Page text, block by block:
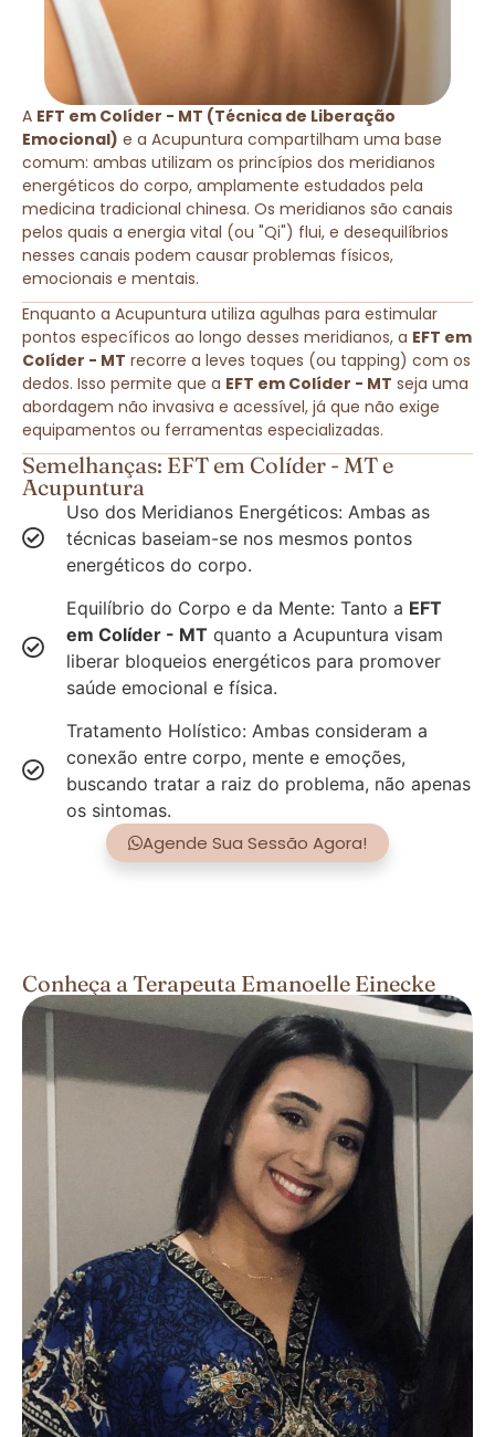
A EFT em Colíder - MT (Técnica de Liberação
Emocional) e a Acupuntura compartilham uma base
comum: ambas utilizam os princípios dos meridianos
energéticos do corpo, amplamente estudados pela
medicina tradicional chinesa. Os meridianos são canais
pelos quais a energia vital (ou "Qi") flui, e desequilíbrios
nesses canais podem causar problemas físicos,
emocionais e mentais.
Enquanto a Acupuntura utiliza agulhas para estimular
pontos específicos ao longo desses meridianos, a EFT em
Colíder - MT recorre a leves toques (ou tapping) com os
dedos. Isso permite que a EFT em Colíder - MT seja uma
abordagem não invasiva e acessível, já que não exige
equipamentos ou ferramentas especializadas.
Semelhanças: EFT em Colíder - MT e
Acupuntura
Uso dos Meridianos Energéticos: Ambas as
técnicas baseiam-se nos mesmos pontos
energéticos do corpo.
Equilíbrio do Corpo e da Mente: Tanto a EFT
em Colíder - MT quanto a Acupuntura visam
liberar bloqueios energéticos para promover
saúde emocional e física.
Tratamento Holístico: Ambas consideram a
conexão entre corpo, mente e emoções,
buscando tratar a raiz do problema, não apenas
os sintomas.
Agende Sua Sessão Agora!
Conheça a Terapeuta Emanoelle Einecke